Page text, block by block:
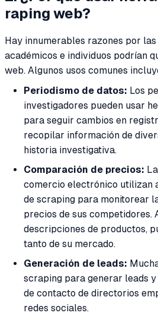
raping web?
Hay innumerables razones por las
académicos e individuos podrían
web. Algunos usos comunes
Periodismo de datos: Los
investigadores pueden usar
para seguir cambios en
recopilar información de
historia investigativa.
Comparación de precios:
comercio electrónico utilizan
de scraping para monitorear
precios de sus competidores.
descripciones de productos,
tanto de su mercado.
Generación de leads:
scraping para generar leads
de contacto de directorios
redes sociales.